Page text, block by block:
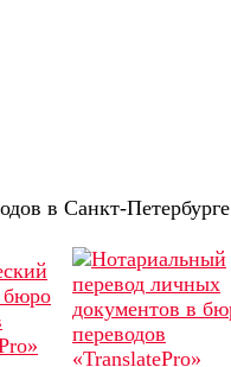
в Санкт-Петербурге